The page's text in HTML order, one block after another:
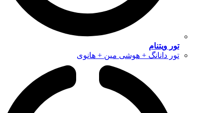
تور ویتنام
تور دانانگ + هوشی مین + هانوی